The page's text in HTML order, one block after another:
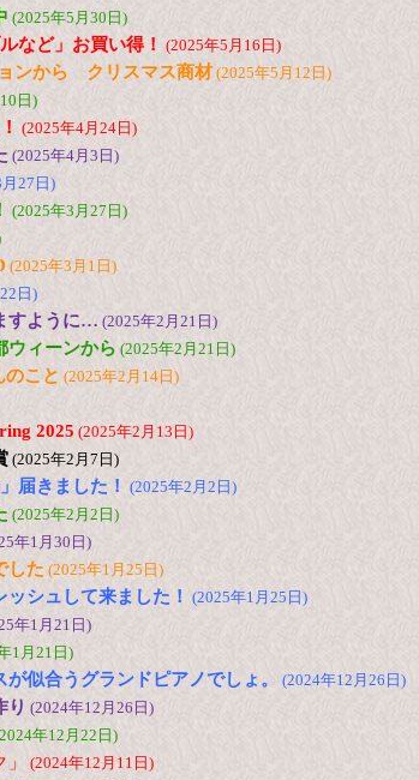
(2025年5月30日)
など」お買い得！ (2025年5月16日)
ンから クリスマス商材(2025年5月12日)
日)
(2025年4月24日)
(2025年4月3日)
27日)
(2025年3月27日)
(2025年3月1日)
日)
すように… (2025年2月21日)
ウィーンから (2025年2月21日)
のこと (2025年2月14日)
2025 (2025年2月13日)
(2025年2月7日)
届きました！ (2025年2月2日)
(2025年2月2日)
年1月30日)
した (2025年1月25日)
シュして来ました！ (2025年1月25日)
年1月21日)
1月21日)
似合うグランドピアノでしょ。 (2024年12月26日)
り (2024年12月26日)
年12月22日)
(2024年12月11日)